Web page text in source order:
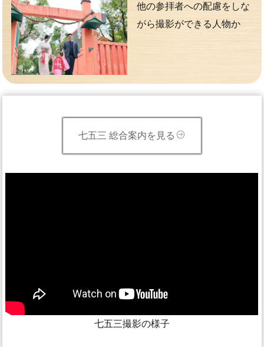
他の参拝者への配慮をしな
がら撮影ができる人物か
七五三 総合案内を見る
七五三撮影の様子